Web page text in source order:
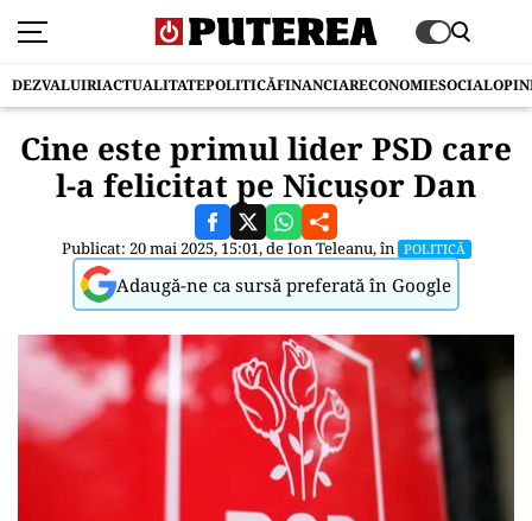
DEZVALUIRIACTUALITATEPOLITICĂFINANCIARECONOMIESOCIAL
Cine este primul lider PSD care
l-a felicitat pe Nicușor Dan
Publicat: 20 mai 2025, 15:01, deIon Teleanu, în POLITICĂ
Adaugă-ne ca sursă preferată în Google